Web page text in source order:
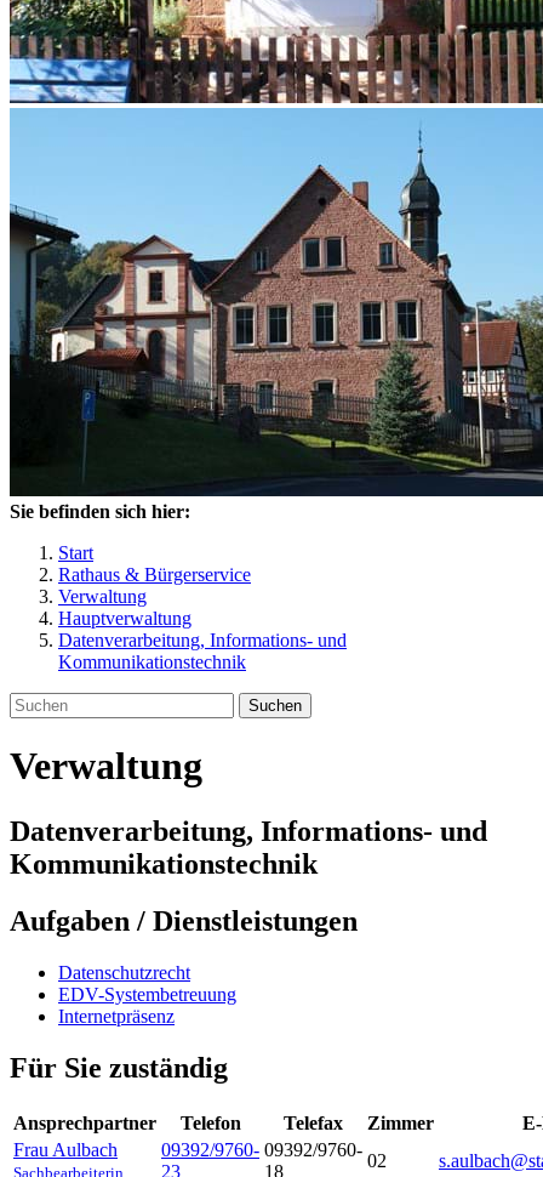
Sie befinden sich hier:
Start
Rathaus & Bürgerservice
Verwaltung
Hauptverwaltung
Datenverarbeitung, Informations- und
Kommunikationstechnik
Suchen
Verwaltung
Datenverarbeitung, Informations- und
Kommunikationstechnik
Aufgaben / Dienstleistungen
Datenschutzrecht
EDV-Systembetreuung
Internetpräsenz
Für Sie zuständig
Ansprechpartner Telefon Telefax Zimmer
Frau Aulbach
Sachbearbeiterin
09392/9760-
23
09392/9760-
18
02